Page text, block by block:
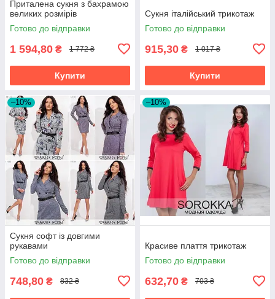
Приталена сукня з бахрамою
великих розмірів
Готово до відправки
1 594,80 ₴ 1 772 ₴
Купити
Сукня італійський трикотаж
Готово до відправки
915,30 ₴ 1 017 ₴
Купити
–10%
Сукня софт із довгими
рукавами
Готово до відправки
748,80 ₴ 832 ₴
–10%
Красиве плаття трикотаж
Готово до відправки
632,70 ₴ 703 ₴